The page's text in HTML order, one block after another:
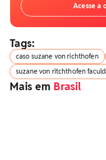
Acesse a
Tags:
caso suzane von richthofen
suzane von ritchthofen
Mais em Brasil